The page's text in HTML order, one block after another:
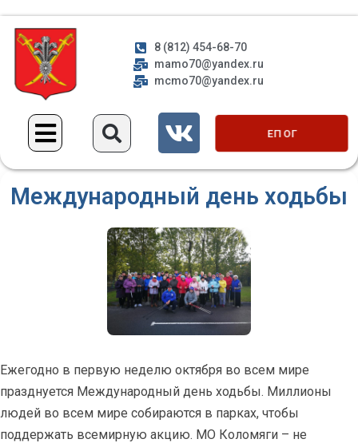
8 (812) 454-68-70
mamo70@yandex.ru
mcmo70@yandex.ru
ЕП ОГ
Международный день ходьбы
Ежегодно в первую неделю октября во всем мире
празднуется Международный день ходьбы. Миллионы
людей во всем мире собираются в парках, чтобы
поддержать всемирную акцию. МО Коломяги – не